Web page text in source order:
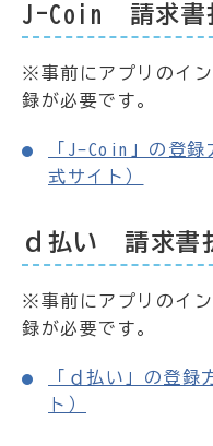
J-Coin 請求書
※事前にアプリのイ
録が必要です。
「J-Coin」の登録
式サイト）
ｄ払い 請求書
※事前にアプリのイ
録が必要です。
「ｄ払い」の登録
ト）